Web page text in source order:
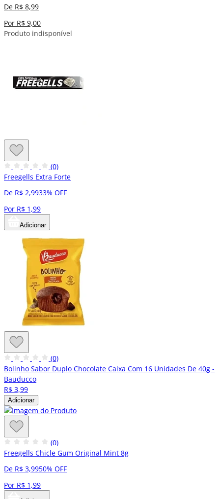
De R$ 8,99
Por R$ 9,00
Produto indisponível
(0)
Freegells Extra Forte
De R$ 2,9933% OFF
Por R$ 1,99
Adicionar
(0)
Bolinho Sabor Duplo Chocolate Caixa Com 16 Unidades De 40g -
Bauducco
R$ 3,99
Adicionar
(0)
Freegells Chicle Gum Original Mint 8g
De R$ 3,9950% OFF
Por R$ 1,99